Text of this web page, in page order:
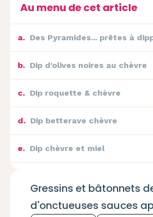
Au menu de cet article
a. Des Pyramides... prêtes à
b. Dip d'olives noires au chèvre
c. Dip roquette & chèvre
d. Dip betterave chèvre
e. Dip chèvre et miel
Dip aux herbes et au chèvre
Gressins et bâtonnets
d'onctueuses sauces